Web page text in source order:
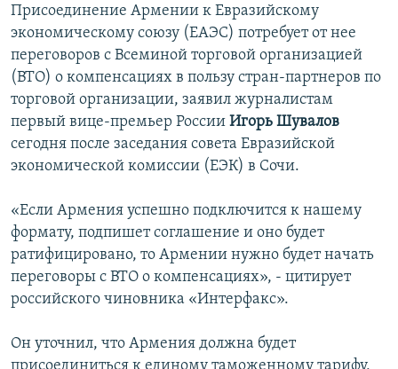
Присоединение Армении к Евразийскому
экономическому союзу (ЕАЭС) потребует от нее
переговоров с Всеминой торговой организацией
(ВТО) о компенсациях в пользу стран-партнеров по
торговой организации, заявил журналистам
первый вице-премьер России Игорь Шувалов
сегодня после заседания совета Евразийской
экономической комиссии (ЕЭК) в Сочи.
«Если Армения успешно подключится к нашему
формату, подпишет соглашение и оно будет
ратифицировано, то Армении нужно будет начать
переговоры с ВТО о компенсациях», - цитирует
российского чиновника «Интерфакс».
Он уточнил, что Армения должна будет